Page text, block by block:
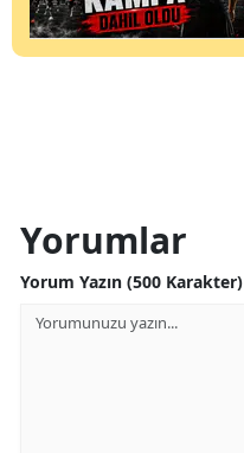
Yorumlar
Yorum Yazın (500 Karakter)